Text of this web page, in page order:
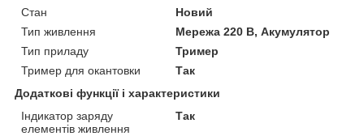
Стан
Новий
Тип живлення
Мережа 220 В, Акумулятор
Тип приладу
Тример
Тример для окантовки
Так
Додаткові функції і характеристики
Індикатор заряду
елементів живлення
Так